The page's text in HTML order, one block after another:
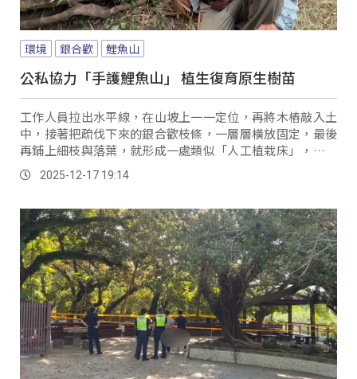
環境 銀合歡 鯉魚山
公私協力「手護鯉魚山」 植生復育原生樹苗
工作人員拉出水平線，在山坡上一一定位，再將木樁敲入土
中，接著把疏伐下來的銀合歡枝條，一層層橫放固定，最後
再鋪上細枝與落葉，就形成一處類似「人工植栽床」，以利
雨水能被保留在坡面，減少土石被沖刷流失。
2025-12-17 19:14